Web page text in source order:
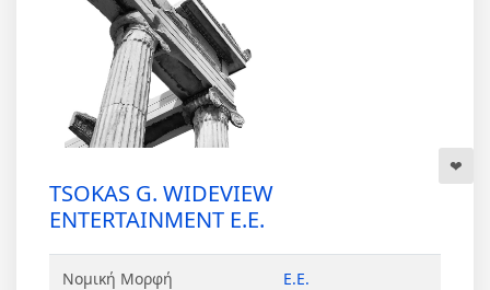
TSOKAS G. WIDEVIEW
ENTERTAINMENT Ε.Ε.
Νομική Μορφή Ε.Ε.